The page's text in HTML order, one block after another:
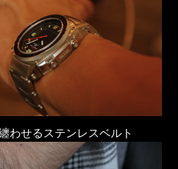
わせるステンレスベルト